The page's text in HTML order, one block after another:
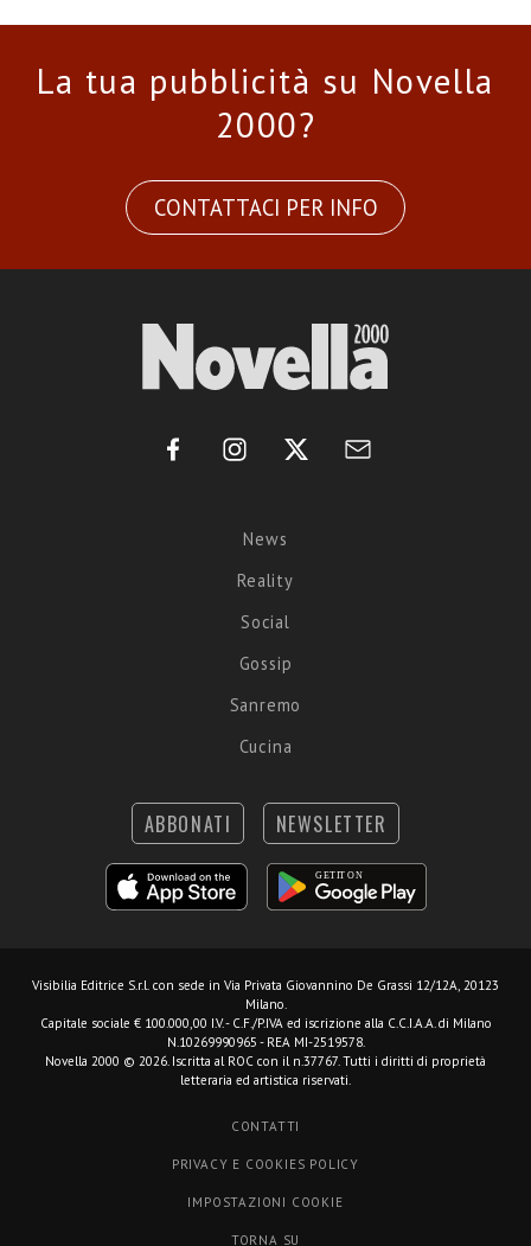
La tua pubblicità su Novella
2000?
CONTATTACI PER INFO
News
Reality
Social
Gossip
Sanremo
Cucina
ABBONATI NEWSLETTER
Visibilia Editrice S.r.l. con sede in Via Privata Giovannino De Grassi 12/12A, 20123
Milano.
Capitale sociale € 100.000,00 I.V. - C.F./P.IVA ed iscrizione alla C.C.I.A.A. di Milano
N.10269990965 - REA MI-2519578.
Novella 2000 © 2026. Iscritta al ROC con il n.37767. Tutti i diritti di proprietà
letteraria ed artistica riservati.
CONTATTI
PRIVACY E COOKIES POLICY
IMPOSTAZIONI COOKIE
TORNA SU